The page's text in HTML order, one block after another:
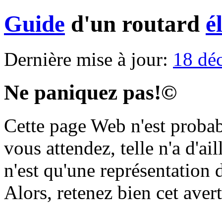
Guide d'un routard
Dernière mise à jour: 18
Ne paniquez pas!©
Cette page Web n'est
vous attendez, telle n'a
n'est qu'une représentation
Alors, retenez bien cet